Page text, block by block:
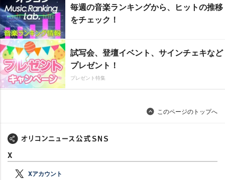
毎週の音楽ランキングから、ヒットの推移
をチェック！
試写会、登壇イベント、サインチェキなど
プレゼント！
プレゼント特集
このページのトップへ
X
Xアカウント